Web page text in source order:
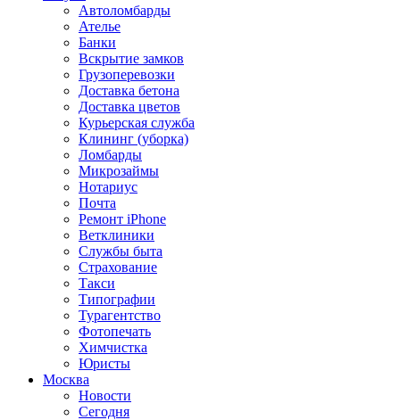
Автоломбарды
Ателье
Банки
Вскрытие замков
Грузоперевозки
Доставка бетона
Доставка цветов
Курьерская служба
Клининг (уборка)
Ломбарды
Микрозаймы
Нотариус
Почта
Ремонт iPhone
Ветклиники
Службы быта
Страхование
Такси
Типографии
Турагентство
Фотопечать
Химчистка
Юристы
Москва
Новости
Сегодня